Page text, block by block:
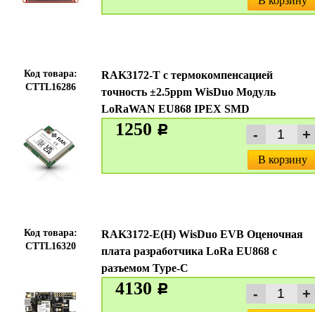
Код товара:
CTTL16286
RAK3172-T с термокомпенсацией
точность ±2.5ppm WisDuo Модуль
LoRaWAN EU868 IPEX SMD
1250 c
В корзину
Код товара:
CTTL16320
RAK3172-E(H) WisDuo EVB Оценочная
плата разработчика LoRa EU868 с
разъемом Type-C
4130 c